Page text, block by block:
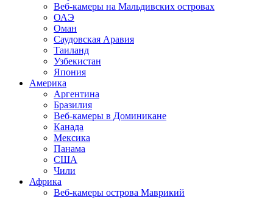
Веб-камеры на Мальдивских островах
ОАЭ
Оман
Саудовская Аравия
Таиланд
Узбекистан
Япония
Америка
Аргентина
Бразилия
Веб-камеры в Доминикане
Канада
Мексика
Панама
США
Чили
Африка
Веб-камеры острова Маврикий